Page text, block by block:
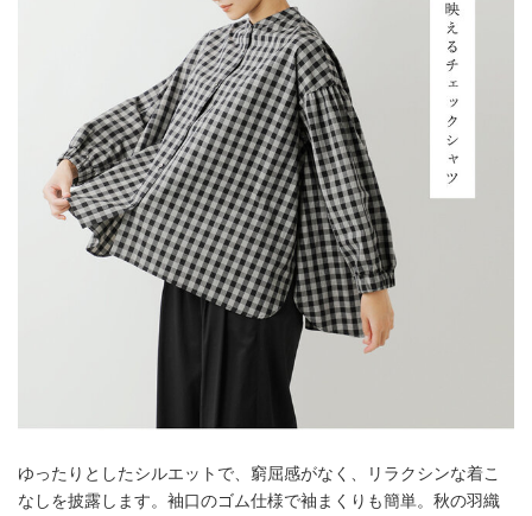
ゆったりとしたシルエットで、窮屈感がなく、リラクシンな着こ
なしを披露します。袖口のゴム仕様で袖まくりも簡単。秋の羽織